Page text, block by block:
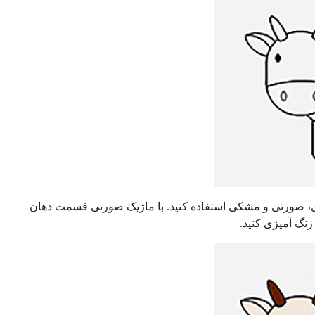
صورتی و مشکی استفاده کنید. با ماژیک صورتی قسمت دهان
آمیزی کنید.